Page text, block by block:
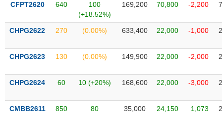
CFPT2620 640
100
(+18.52%)
169,200 70,800 -2,200
CHPG2622 270 (0.00%) 633,400 22,000 -1,000
CHPG2623 130 (0.00%) 149,900 22,000 -2,000
CHPG2624 60 10 (+20%) 168,600 22,000 -3,000
CMBB2611 850
80
35,000 24,150 1,073
ÍCH
BẤT
ĐỘNG